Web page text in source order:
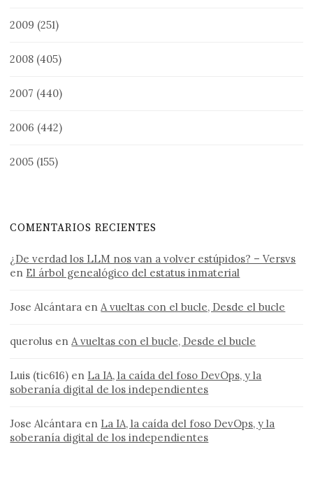
2009 (251)
2008 (405)
2007 (440)
2006 (442)
2005 (155)
COMENTARIOS RECIENTES
¿De verdad los LLM nos van a volver estúpidos? – Versvs
en El árbol genealógico del estatus inmaterial
Jose Alcántara enA vueltas con el bucle, Desde el bucle
querolus enA vueltas con el bucle, Desde el bucle
Luis (tic616) en La IA, la caída del foso DevOps, y la
soberanía digital de los independientes
Jose Alcántara en La IA, la caída del foso DevOps, y la
soberanía digital de los independientes